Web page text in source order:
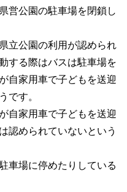
営公園の駐車場を閉鎖し
立公園の利用が認められ
する際はバスは駐車場を
自家用車で子どもを送迎
です。
自家用車で子どもを送迎
認められていないという
車場に停めたりしている